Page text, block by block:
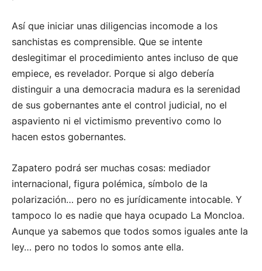
Así que iniciar unas diligencias incomode a los
sanchistas es comprensible. Que se intente
deslegitimar el procedimiento antes incluso de que
empiece, es revelador. Porque si algo debería
distinguir a una democracia madura es la serenidad
de sus gobernantes ante el control judicial, no el
aspaviento ni el victimismo preventivo como lo
hacen estos gobernantes.
Zapatero podrá ser muchas cosas: mediador
internacional, figura polémica, símbolo de la
polarización… pero no es jurídicamente intocable. Y
tampoco lo es nadie que haya ocupado La Moncloa.
Aunque ya sabemos que todos somos iguales ante la
ley… pero no todos lo somos ante ella.